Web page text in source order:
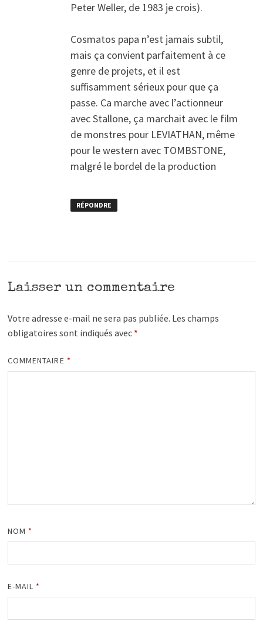
Peter Weller, de 1983 je crois).
Cosmatos papa n’est jamais subtil,
mais ça convient parfaitement à ce
genre de projets, et il est
suffisamment sérieux pour que ça
passe. Ca marche avec l’actionneur
avec Stallone, ça marchait avec le film
de monstres pour LEVIATHAN, même
pour le western avec TOMBSTONE,
malgré le bordel de la production
RÉPONDRE
Laisser un commentaire
Votre adresse e-mail ne sera pas publiée. Les champs
obligatoires sont indiqués avec *
COMMENTAIRE *
NOM *
E-MAIL *